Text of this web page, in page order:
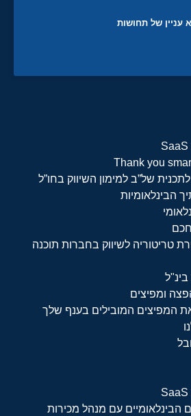
עניין של תחושות
Thank you
של”ב למימון השיווק בחו”ל
הבינלאומיות
טריטוריה לשיווק בחברות תוכנה
ומפיצים
המפיצים המובילים בענף שלך
הבינלאומיים עם מנהל מכירות